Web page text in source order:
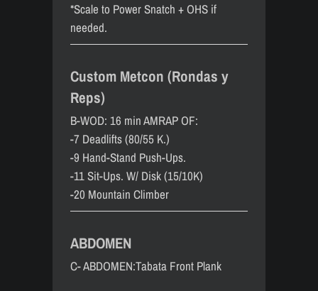
*Scale to Power Snatch + OHS if
needed.
Custom Metcon (Rondas y
Reps)
B-WOD: 16 min AMRAP OF:
-7 Deadlifts (80/55 K.)
-9 Hand-Stand Push-Ups.
-11 Sit-Ups. W/ Disk (15/10K)
-20 Mountain Climber
ABDOMEN
C- ABDOMEN:Tabata Front Plank